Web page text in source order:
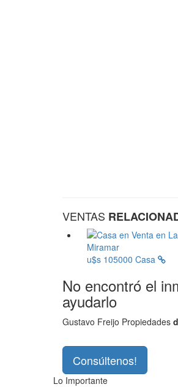
VENTAS
u$s 105000 Casa
No encontró el
ayudarlo
Gustavo Freijo Propiedades
Consúltenos!
Lo Importante